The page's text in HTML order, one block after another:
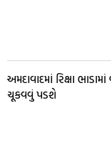
અમદાવાદમાં રિક્ષા
ચૂકવવું પડશે